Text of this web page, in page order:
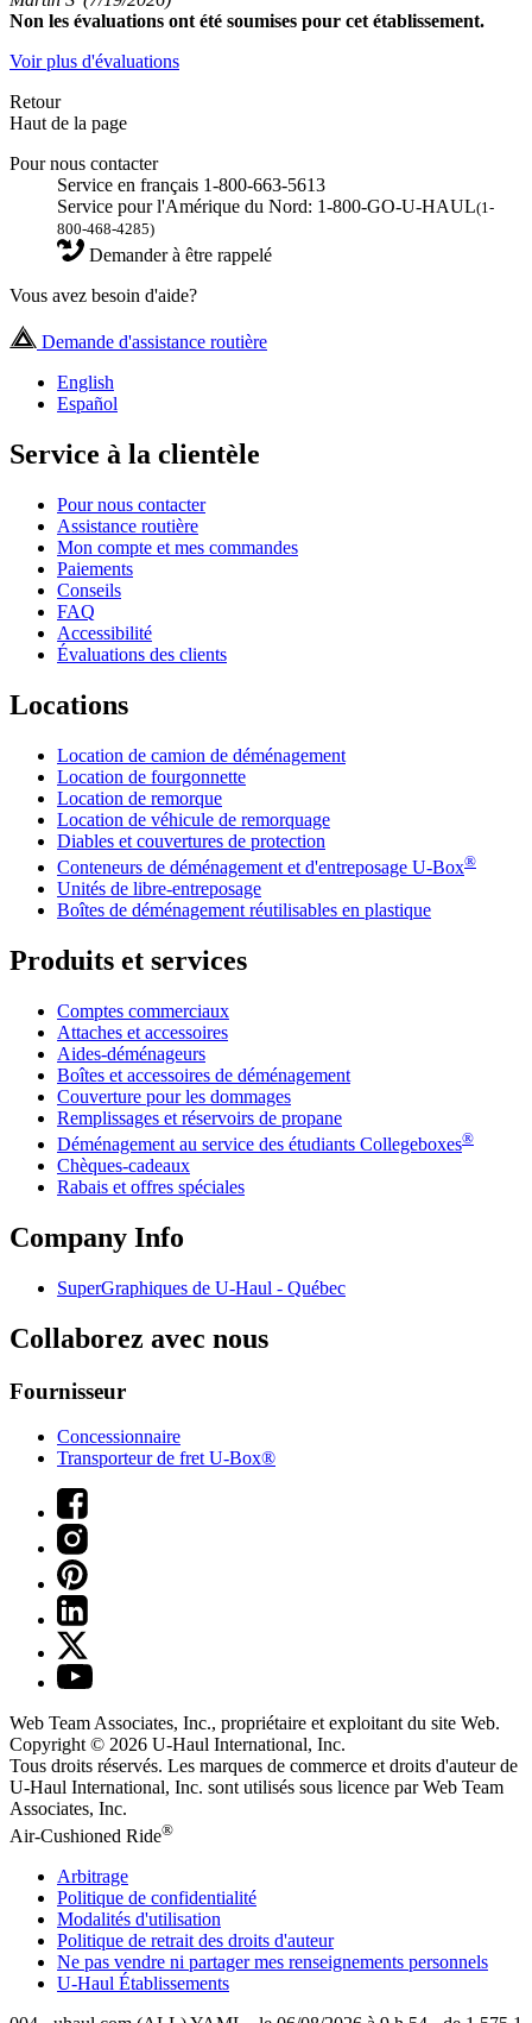
Non les évaluations ont été soumises pour cet établissement.
Voir plus d'évaluations
Retour
Haut de la page
Pour nous contacter
Service en français 1-800-663-5613
Service pour l'Amérique du Nord: 1-800-GO-U-HAUL(1-
800-468-4285)
Demander à être rappelé
Vous avez besoin d'aide?
Demande d'assistance routière
English
Español
Service à la clientèle
Pour nous contacter
Assistance routière
Mon compte et mes commandes
Paiements
Conseils
FAQ
Accessibilité
Évaluations des clients
Locations
Location de camion de déménagement
Location de fourgonnette
Location de remorque
Location de véhicule de remorquage
Diables et couvertures de protection
Conteneurs de déménagement et d'entreposage U-Box®
Unités de libre-entreposage
Boîtes de déménagement réutilisables en plastique
Produits et services
Comptes commerciaux
Attaches et accessoires
Aides-déménageurs
Boîtes et accessoires de déménagement
Couverture pour les dommages
Remplissages et réservoirs de propane
Déménagement au service des étudiants Collegeboxes®
Chèques-cadeaux
Rabais et offres spéciales
Company Info
SuperGraphiques de U-Haul - Québec
Collaborez avec nous
Fournisseur
Concessionnaire
Transporteur de fret U-Box®
Web Team Associates, Inc., propriétaire et exploitant du site Web.
Copyright © 2026 U-Haul International, Inc.
Tous droits réservés. Les marques de commerce et droits d'auteur de
U-Haul International, Inc. sont utilisés sous licence par Web Team
Associates, Inc.
Air-Cushioned Ride®
Arbitrage
Politique de confidentialité
Modalités d'utilisation
Politique de retrait des droits d'auteur
Ne pas vendre ni partager mes renseignements personnels
U-Haul Établissements